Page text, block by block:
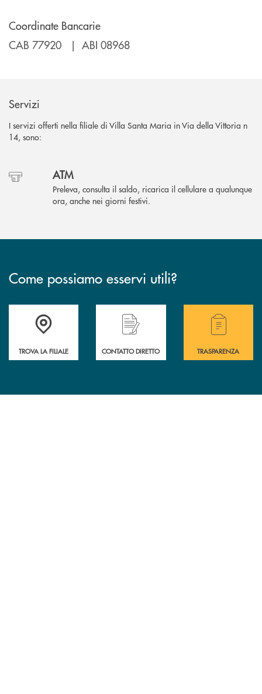
Coordinate Bancarie
CAB 77920 | ABI 08968
Servizi
I servizi offerti nella filiale di Villa Santa Maria in Via della Vittoria n
14, sono:
ATM
Preleva, consulta il saldo, ricarica il cellulare a qualunque
ora, anche nei giorni festivi.
Come possiamo esservi utili?
Accedi all' elenco completo delle filiali .
TROVA LA FILIALE CONTATTO DIRETTO
Hai bisogno di
TRASPARENZA